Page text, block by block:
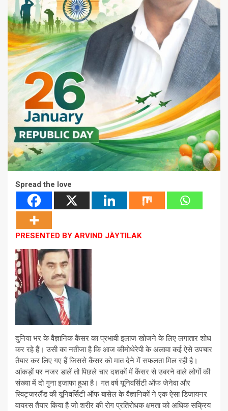
Spread the love
PRESENTED BY ARVIND JÀYTILAK
दुनिया भर के वैज्ञानिक कैंसर का प्रभावी इलाज खोजने के लिए लगातार शोध
कर रहे हैं। उसी का नतीजा है कि आज कीमोथेरेपी के अलावा कई ऐसे उपचार
तैयार कर लिए गए हैं जिससे कैंसर को मात देने में सफलता मिल रही है।
आंकड़ों पर नजर डालें तो पिछले चार दशकों में कैंसर से उबरने वाले लोगों की
संख्या में दो गुना इजाफा हुआ है। गत वर्ष यूनिवर्सिटी ऑफ जेनेवा और
स्विट्जरलैंड की यूनिवर्सिटी ऑफ बासेल के वैज्ञानिकों ने एक ऐसा डिजायनर
वायरस तैयार किया है जो शरीर की रोग प्रतिरोधक क्षमता को अधिक सक्रिय